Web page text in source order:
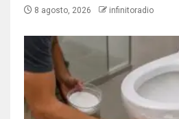
8 agosto, 2026 infinitoradio